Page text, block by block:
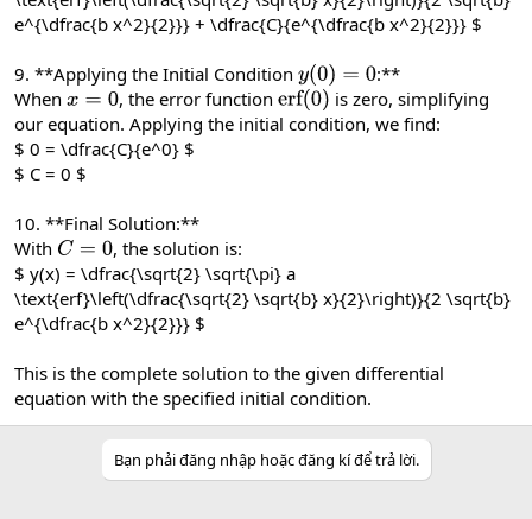
e^{\dfrac{b x^2}{2}}} + \dfrac{C}{e^{\dfrac{b x^2}{2}}} $
9. **Applying the Initial Condition y(0)= 0
:**
When x=0 , the error function erf(0) is zero, simplifying
our equation. Applying the initial condition, we find:
$ 0 = \dfrac{C}{e^0} $
$ C = 0 $
10. **Final Solution:**
With C= 0
, the solution is:
$ y(x) = \dfrac{\sqrt{2} \sqrt{\pi} a
\text{erf}\left(\dfrac{\sqrt{2} \sqrt{b} x}{2}\right)}{2 \sqrt{b}
e^{\dfrac{b x^2}{2}}} $
This is the complete solution to the given differential
equation with the specified initial condition.
Bạn phải đăng nhập hoặc đăng kí để trả lời.